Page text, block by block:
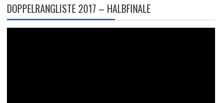
DOPPELRANGLISTE 2017 – HALBFINALE